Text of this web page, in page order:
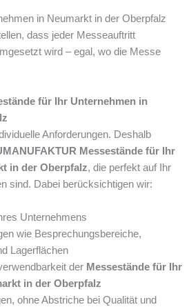
in Neumarkt in der Oberpfalz
dass jeder Messeauftritt
wird – egal, wo die Messe
für Ihr Unternehmen in
Anforderungen. Deshalb
Messestände für Ihr
in der Oberpfalz, die perfekt auf Ihr
sind. Dabei berücksichtigen wir:
Unternehmens
wie Besprechungsbereiche,
Lagerflächen
der Messestände für Ihr
in der Oberpfalz
ohne Abstriche bei Qualität und